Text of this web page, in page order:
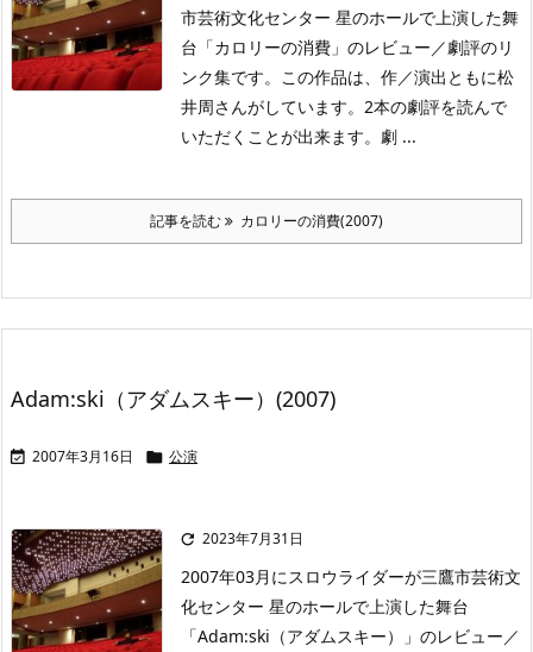
市芸術文化センター 星のホールで上演した舞
台「カロリーの消費」のレビュー／劇評のリ
ンク集です。この作品は、作／演出ともに松
井周さんがしています。2本の劇評を読んで
いただくことが出来ます。劇 ...
記事を読む カロリーの消費(2007)
Adam:ski（アダムスキー）(2007)
 2007年3月16日  公演
 2023年7月31日
2007年03月にスロウライダーが三鷹市芸術文
化センター 星のホールで上演した舞台
「Adam:ski（アダムスキー）」のレビュー／